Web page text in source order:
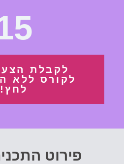
לקבלת
לקורס ללא
לחץ!
פירוט